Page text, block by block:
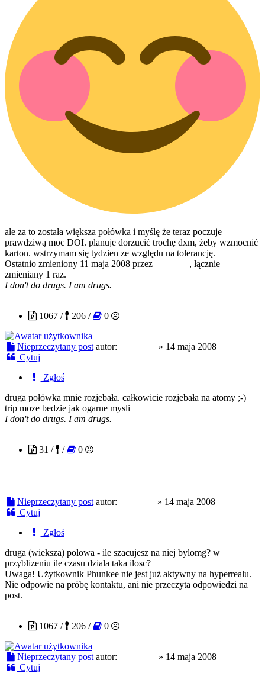
ale za to została większa połówka i myślę że teraz poczuje
prawdziwą moc DOI. planuje dorzucić trochę dxm, żeby wzmocnić
karton. wstrzymam się tydzien ze względu na tolerancję.
Ostatnio zmieniony 11 maja 2008 przez
, łącznie
zmieniany 1 raz.
I don't do drugs. I am drugs.
1067 /
206 / 0
Nieprzeczytany post autor: » 14 maja 2008
Cytuj
Zgłoś
druga połówka mnie rozjebała. całkowicie rozjebała na atomy ;-)
trip moze bedzie jak ogarne mysli
I don't do drugs. I am drugs.
31 /
/ 0
Nieprzeczytany post autor: » 14 maja 2008
Cytuj
Zgłoś
druga (wieksza) polowa - ile szacujesz na niej bylomg? w
przyblizeniu ile czasu dziala taka ilosc?
Uwaga! Użytkownik Phunkee nie jest już aktywny na hyperrealu.
Nie odpowie na próbę kontaktu, ani nie przeczyta odpowiedzi na
post.
1067 /
206 / 0
Nieprzeczytany post autor: » 14 maja 2008
Cytuj